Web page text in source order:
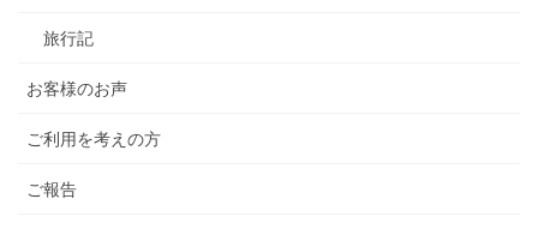
旅行記
お客様のお声
ご利用を考えの方
ご報告